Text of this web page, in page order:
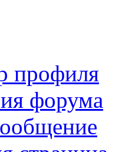
профиля
форума